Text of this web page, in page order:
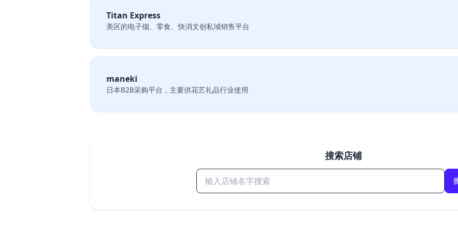
Titan Express
美区的电子烟、零食、快消文创私域销售平台
maneki
日本B2B采购平台，主要供花艺礼品行业使用
搜索店铺